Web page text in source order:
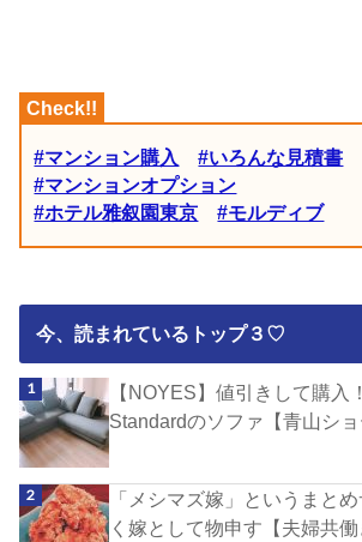
#マンション購入
#いろんな見積書
#マンションオプション
#ホテル雅叙園東京
#モルディブ
今、読まれているトップ３♡
【NOYES】値引きして購入
Standardのソファ【青山ショ
「メシマズ嫁」というまと
く嫁として物申す【夫婦共